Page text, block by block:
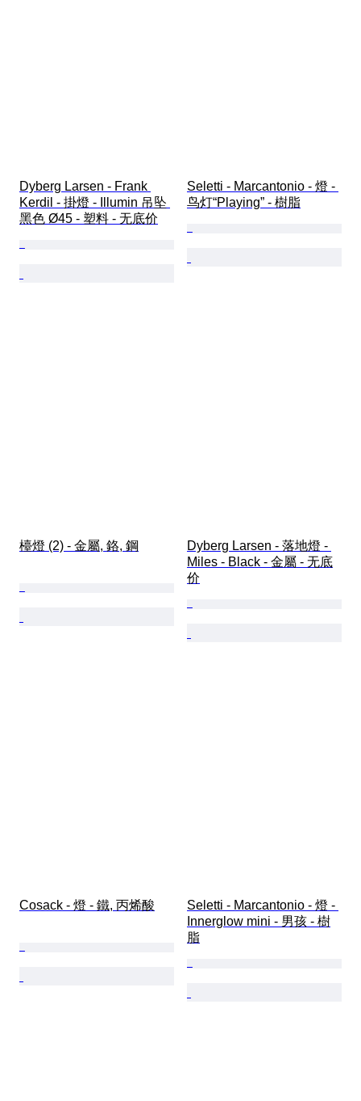
Dyberg Larsen - Frank
Kerdil - 掛燈 - Illumin 吊坠
黑色 Ø45 - 塑料 - 无底价
Seletti - Marcantonio - 燈 -
鸟灯“Playing” - 樹脂
檯燈 (2) - 金屬, 鉻, 鋼
Dyberg Larsen - 落地燈 -
Miles - Black - 金屬 - 无底
价
Cosack - 燈 - 鐵, 丙烯酸
Seletti - Marcantonio - 燈 -
Innerglow mini - 男孩 - 樹
脂